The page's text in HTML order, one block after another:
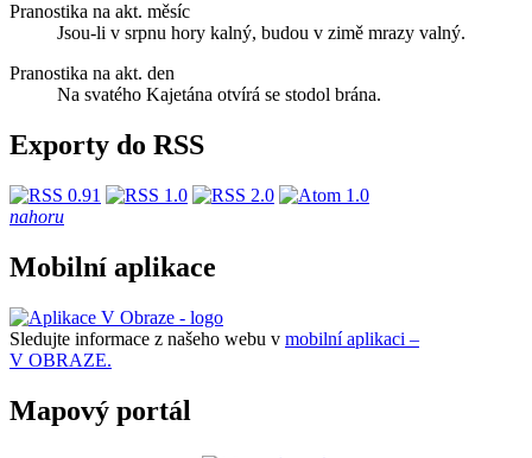
Pranostika na akt. měsíc
Jsou-li v srpnu hory kalný, budou v zimě mrazy valný.
Pranostika na akt. den
Na svatého Kajetána otvírá se stodol brána.
Exporty do RSS
nahoru
Mobilní aplikace
Sledujte informace z našeho webu v mobilní aplikaci –
V OBRAZE.
Mapový portál